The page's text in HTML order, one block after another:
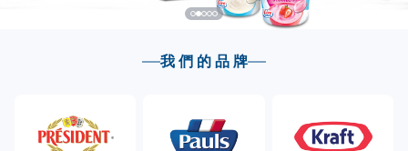
我 們 的 品 牌